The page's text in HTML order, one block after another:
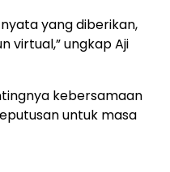
yang diberikan,
virtual,” ungkap Aji
kebersamaan
untuk masa